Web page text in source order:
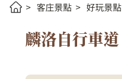
客庄景點 好玩景點
麟洛自行車道